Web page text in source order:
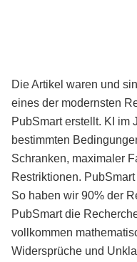
Die Artikel waren und
eines der modernsten
PubSmart erstellt. KI im
bestimmten
Schranken, maximaler
Restriktionen.
So haben wir 90% der
PubSmart die
vollkommen
Widersprüche und